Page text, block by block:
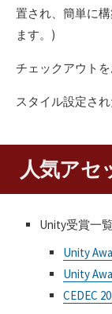
置され、簡単に
ます。)
チェックアウト
スタイル設定さ
人気アセ
Unity受賞一覧
Unity
Unity
CEDEC